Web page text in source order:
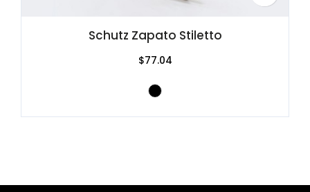
Schutz Zapato Stiletto
$77.04